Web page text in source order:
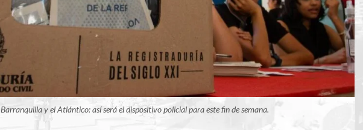
Barranquilla y el Atlántico: así será el dispositivo policial para este fin de semana.